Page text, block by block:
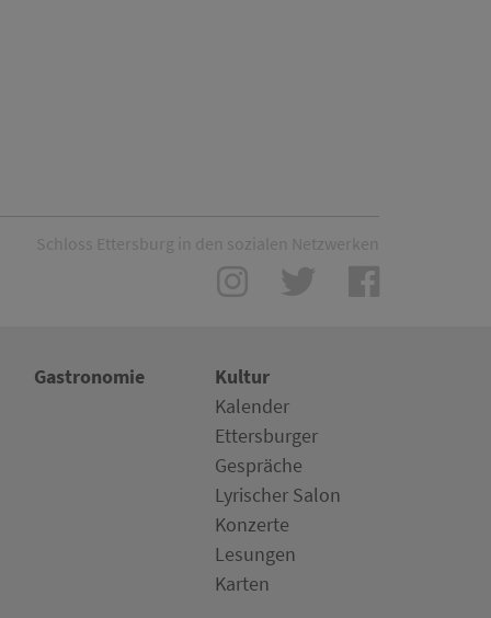
Schloss Ettersburg in den sozialen Netzwerken
Gastronomie
Kultur
Kalender
Ettersburger
Gespräche
Lyrischer Salon
Konzerte
Lesungen
Karten